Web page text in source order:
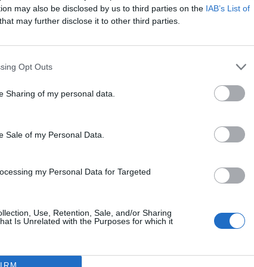
may also be disclosed by us to third parties on the IAB’s List of
that may further disclose it to other third parties.
Opt Outs
Sharing of my personal data.
Sale of my Personal Data.
my Personal Data for Targeted
Use, Retention, Sale, and/or Sharing
Is Unrelated with the Purposes for which it
Σχετικά προϊόντα